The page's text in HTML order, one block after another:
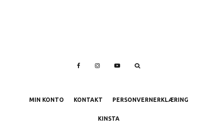
MIN KONTO KONTAKT PERSONVERNERKLÆRING
KINSTA